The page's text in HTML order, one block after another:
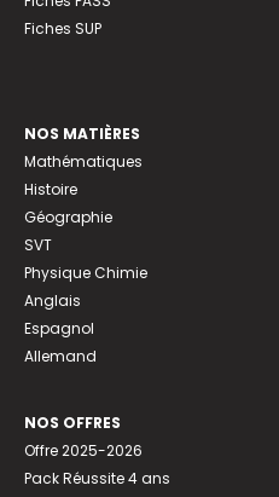
Fiches SUP
NOS MATIÈRES
Mathématiques
Histoire
Géographie
SVT
Physique Chimie
Anglais
Espagnol
Allemand
NOS OFFRES
Offre 2025-2026
Pack Réussite 4 ans